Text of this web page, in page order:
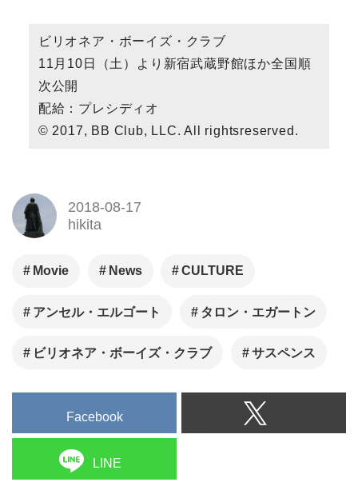
ビリオネア・ボーイズ・クラブ
11月10日（土）より新宿武蔵野館ほか全国順
次公開
配給：プレシディオ
© 2017, BB Club, LLC. All rightsreserved.
2018-08-17
hikita
Movie News CULTURE
アンセル・エルゴート タロン・エガートン
ビリオネア・ボーイズ・クラブ サスペンス
Facebook
LINE